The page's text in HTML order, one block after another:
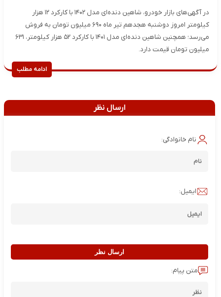
در آگهی‌های بازار خودرو، شاهین دنده‌ای مدل ۱۴۰۲ با کارکرد ۱۲ هزار
کیلومتر امروز دوشنبه هجدهم تیر ماه ۶۹۰ میلیون تومان به فروش
می‌رسد؛ همچنین شاهین دنده‌ای مدل ۱۴۰۱ با کارکرد ۵۲ هزار کیلومتر، ۶۳۱
میلیون تومان قیمت دارد.
ادامه مطلب
ارسال نظر
نام خانوادگی:
ایمیل:
ارسال نظر
متن پیام: